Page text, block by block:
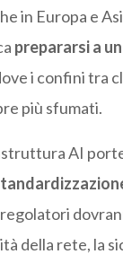
in Europa e
prepararsi a
i confini tra
più sfumati.
AI
regolatori
della rete, la